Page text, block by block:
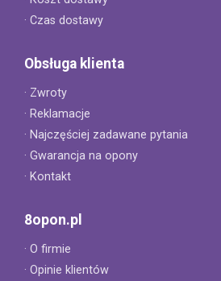
· Czas dostawy
Obsługa klienta
· Zwroty
· Reklamacje
· Najczęściej zadawane pytania
· Gwarancja na opony
· Kontakt
8opon.pl
· O firmie
· Opinie klientów